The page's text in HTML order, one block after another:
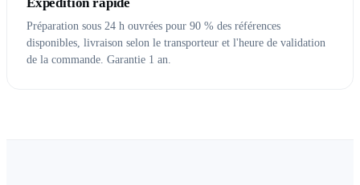
Préparation sous 24 h ouvrées pour 90 % des références
disponibles, livraison selon le transporteur et l'heure de validation
de la commande. Garantie 1 an.